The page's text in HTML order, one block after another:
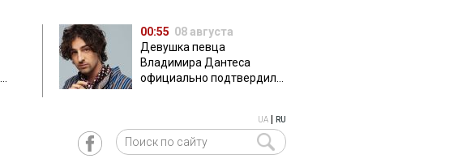
00:55 08 августа
Девушка певца
Владимира Дантеса
официально подтвердила
UA RU